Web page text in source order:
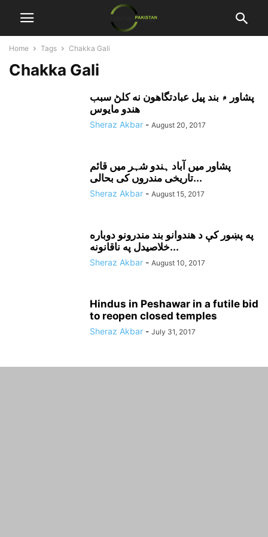
Home Tags Chakka Gali
Chakka Gali
پشاور ۾ بند پيل عبادتگاهون نه کلڻ سبب
هندو مايوس
Sheraz Akbar - August 20, 2017
پشاور میں آباد ہندو شہر میں قائم
تاریخی مندروں کی بحالی...
Sheraz Akbar - August 15, 2017
په پښور کې د هندوانو بند مندرونو دوباره
خلاصيدل په ناقانونه...
Sheraz Akbar - August 10, 2017
Hindus in Peshawar in a futile bid
to reopen closed temples
Sheraz Akbar - July 31, 2017